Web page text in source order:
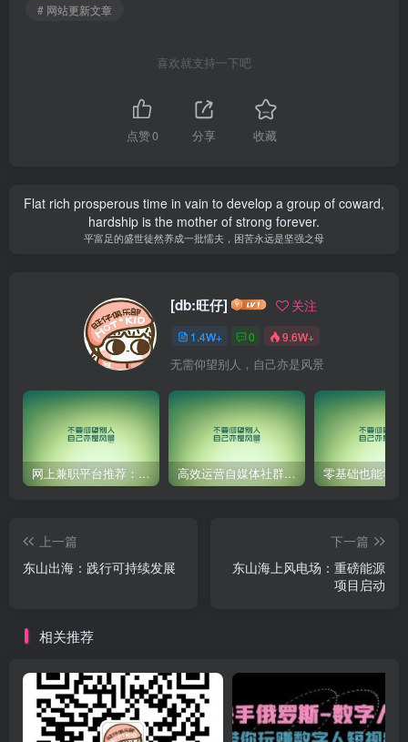
# 网站更新文章
喜欢就支持一下吧
点赞0 分享 收藏
Flat rich prosperous time in vain to develop a group of coward,
hardship is the mother of strong forever.
平富足的盛世徒然养成一批懦夫，困苦永远是坚强之母
[db:旺仔] 关注
1.4W+ 0 9.6W+
无需仰望别人，自己亦是风景
网上兼职平台推荐：国外网赚任务！ 高效运营自媒体社群，让内容更有价值！
上一篇
东山出海：践行可持续发展
下一篇
东山海上风电场：重磅能源
项目启动
相关推荐